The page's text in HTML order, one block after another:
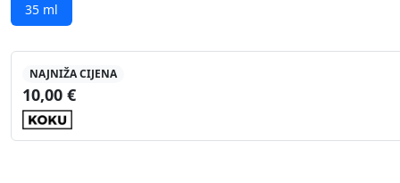
35 ml
NAJNIŽA CIJENA
10,00 €